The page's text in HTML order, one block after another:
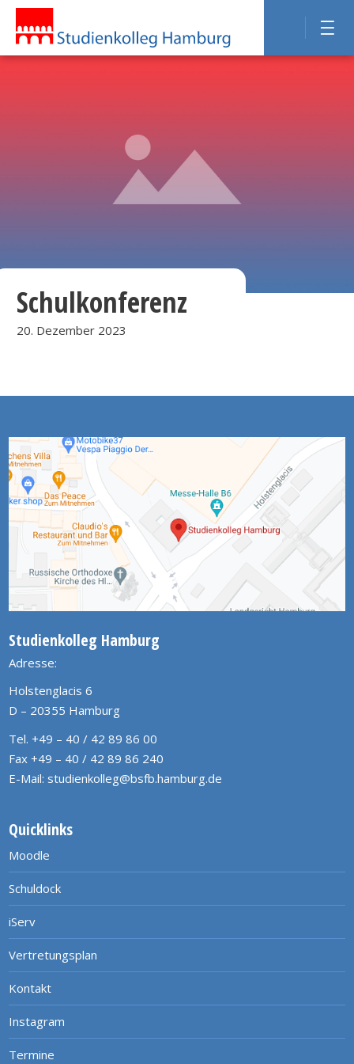
Schulkonferenz
20. Dezember 2023
Studienkolleg Hamburg
Adresse:
Holstenglacis 6
D – 20355 Hamburg
Tel. +49 – 40 / 42 89 86 00
Fax +49 – 40 / 42 89 86 240
E-Mail: studienkolleg@bsfb.hamburg.de
Quicklinks
Moodle
Schuldock
iServ
Vertretungsplan
Kontakt
Instagram
Termine